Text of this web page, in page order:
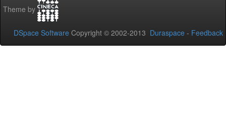
Theme by
DSpace Software Copyright © 2002-2013 Duraspace - Feedback